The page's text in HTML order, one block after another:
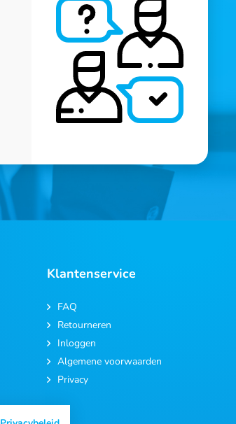
Klantenservice
FAQ
Retourneren
Inloggen
Algemene voorwaarden
Privacy